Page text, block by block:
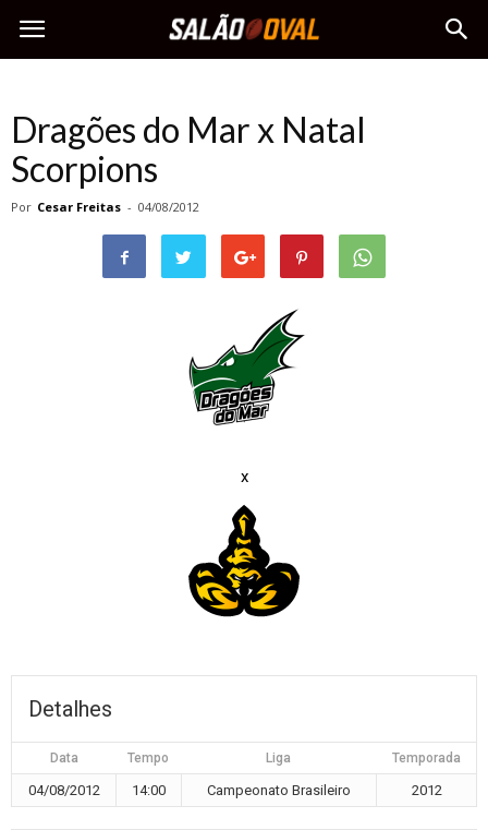
Dragões do Mar x Natal
Scorpions
Por Cesar Freitas - 04/08/2012
x
Detalhes
Data Tempo Liga Temporada
04/08/2012 14:00 Campeonato Brasileiro 2012